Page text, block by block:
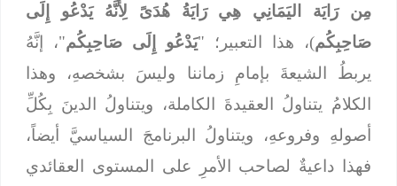
مِن رَايَة اليَمَانِي هِي رَايَةُ هُدَىً لِأَنَّهُ يَدْعُو إِلَى
صَاحِبِكُم)، هذا التعبير؛ " يَدْعُو إِلَى صَاحِبِكُم"، إنَّهُ
يربطُ الشيعةَ بإمامِ زماننا وليسَ بشخصهِ، وهذا
الكلامُ يتناولُ العقيدةَ الكاملة، ويتناولُ الدينَ بِكُلِّ
أصولهِ وفروعهِ، ويتناولُ البرنامجَ السياسيَّ أيضاً،
فهذا داعيةٌ لصاحب الأمرِ على المستوى العقائدي